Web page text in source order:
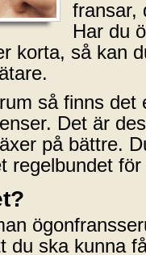
fransar,
Har du
korta, så kan
så finns det
Det är
på bättre.
regelbundet
du ska kunna